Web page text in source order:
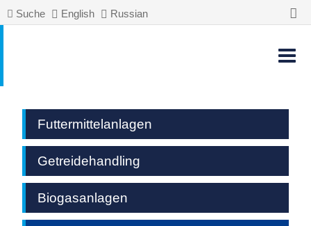
Suche English Russian
Futtermittelanlagen
Getreidehandling
Biogasanlagen